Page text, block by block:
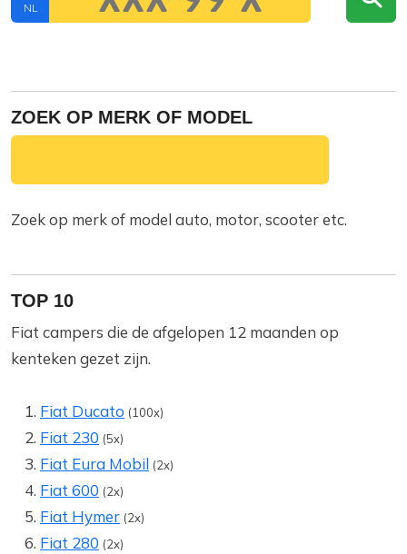
NL
ZOEK OP MERK OF MODEL
Zoek op merk of model auto, motor, scooter etc.
TOP 10
Fiat campers die de afgelopen 12 maanden op
kenteken gezet zijn.
Fiat Ducato (100x)
Fiat 230 (5x)
Fiat Eura Mobil (2x)
Fiat 600 (2x)
Fiat Hymer (2x)
Fiat 280 (2x)